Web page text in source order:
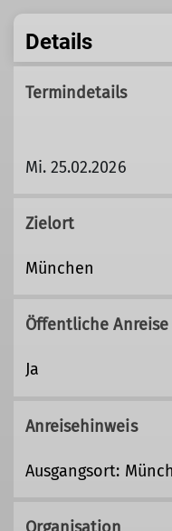
Details
Termindetails
Mi. 25.02.2026
Zielort
München
Öffentliche Anreise
Ja
Anreisehinweis
Ausgangsort: